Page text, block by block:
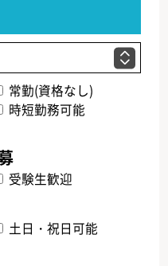
常勤(資格なし)
時短勤務可能
受験生歓迎
土日・祝日可能